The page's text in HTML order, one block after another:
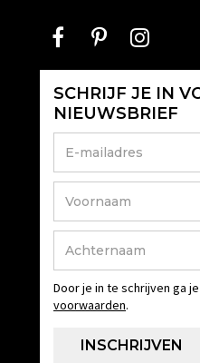
SCHRIJF JE IN
NIEUWSBRIEF
Door je in te schrijven ga
voorwaarden.